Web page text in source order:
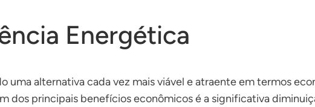
Energética
uma alternativa cada vez mais viável e atraente em termos
dos principais benefícios econômicos é a significativa